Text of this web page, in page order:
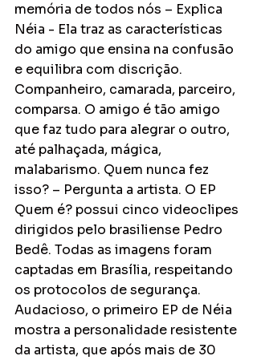
memória de todos nós – Explica
Néia - Ela traz as características
do amigo que ensina na confusão
e equilibra com discrição.
Companheiro, camarada, parceiro,
comparsa. O amigo é tão amigo
que faz tudo para alegrar o outro,
até palhaçada, mágica,
malabarismo. Quem nunca fez
isso? – Pergunta a artista. O EP
Quem é? possui cinco videoclipes
dirigidos pelo brasiliense Pedro
Bedê. Todas as imagens foram
captadas em Brasília, respeitando
os protocolos de segurança.
Audacioso, o primeiro EP de Néia
mostra a personalidade resistente
da artista, que após mais de 30